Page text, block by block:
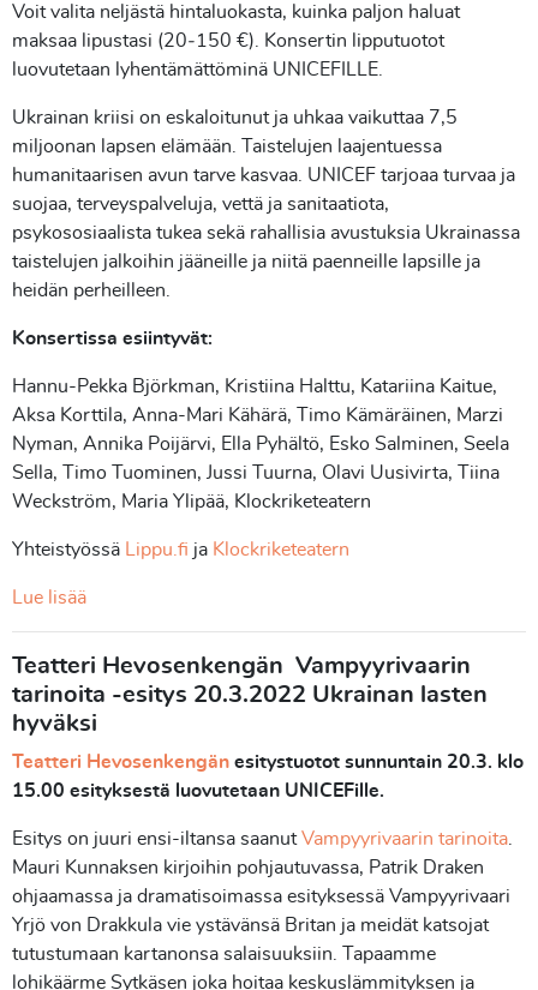
Voit valita neljästä hintaluokasta, kuinka paljon haluat
maksaa lipustasi (20‒150 €). Konsertin lipputuotot
luovutetaan lyhentämättöminä UNICEFILLE.
Ukrainan kriisi on eskaloitunut ja uhkaa vaikuttaa 7,5
miljoonan lapsen elämään. Taistelujen laajentuessa
humanitaarisen avun tarve kasvaa. UNICEF tarjoaa turvaa ja
suojaa, terveyspalveluja, vettä ja sanitaatiota,
psykososiaalista tukea sekä rahallisia avustuksia Ukrainassa
taistelujen jalkoihin jääneille ja niitä paenneille lapsille ja
heidän perheilleen.
Konsertissa esiintyvät:
Hannu-Pekka Björkman, Kristiina Halttu, Katariina Kaitue,
Aksa Korttila, Anna-Mari Kähärä, Timo Kämäräinen, Marzi
Nyman, Annika Poijärvi, Ella Pyhältö, Esko Salminen, Seela
Sella, Timo Tuominen, Jussi Tuurna, Olavi Uusivirta, Tiina
Weckström, Maria Ylipää, Klockriketeatern
Yhteistyössä Lippu.fi ja Klockriketeatern
Lue lisää
Teatteri Hevosenkengän Vampyyrivaarin
tarinoita -esitys 20.3.2022 Ukrainan lasten
hyväksi
Teatteri Hevosenkengän esitystuotot sunnuntain 20.3. klo
15.00 esityksestä luovutetaan UNICEFille.
Esitys on juuri ensi-iltansa saanutVampyyrivaarin tarinoita
Mauri Kunnaksen kirjoihin pohjautuvassa, Patrik Draken
ohjaamassa ja dramatisoimassa esityksessä Vampyyrivaari
Yrjö von Drakkula vie ystävänsä Britan ja meidät katsojat
tutustumaan kartanonsa salaisuuksiin. Tapaamme
lohikäärme Sytkäsen joka hoitaa keskuslämmityksen ja